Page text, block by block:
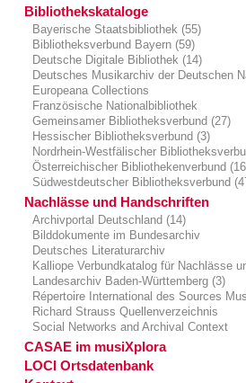
Bibliothekskataloge
Bayerische Staatsbibliothek (55)
Bibliotheksverbund Bayern (59)
Deutsche Digitale Bibliothek (14)
Deutsches Musikarchiv der Deutschen
Europeana Collections
Französische Nationalbibliothek
Gemeinsamer Bibliotheksverbund (27)
Hessischer Bibliotheksverbund (3)
Nordrhein-Westfälischer
Österreichischer Bibliothekenverbund
Südwestdeutscher Bibliotheksverbund
Nachlässe und Handschriften
Archivportal Deutschland (14)
Bilddokumente im Bundesarchiv
Deutsches Literaturarchiv
Kalliope Verbundkatalog für Nachlässe
Landesarchiv Baden-Württemberg (3)
Répertoire International des Sources
Richard Strauss Quellenverzeichnis
Social Networks and Archival Context
CASAE im musiXplora
LOCI Ortsdatenbank